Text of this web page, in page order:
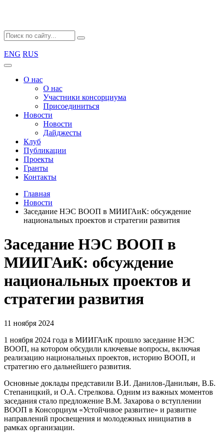
ENG RUS
О нас
О нас
Участники консорциума
Присоединиться
Новости
Новости
Дайджесты
Клуб
Публикации
Проекты
Гранты
Контакты
Главная
Новости
Заседание НЭС ВООП в МИИГАиК: обсуждение
национальных проектов и стратегии развития
Заседание НЭС ВООП в
МИИГАиК: обсуждение
национальных проектов и
стратегии развития
11 ноября 2024
1 ноября 2024 года в МИИГАиК прошло заседание НЭС
ВООП, на котором обсудили ключевые вопросы, включая
реализацию национальных проектов, историю ВООП, и
стратегию его дальнейшего развития.
Основные доклады представили В.И. Данилов-Данильян, В.Б.
Степаницкий, и О.А. Стрелкова. Одним из важных моментов
заседания стало предложение В.М. Захарова о вступлении
ВООП в Консорциум «Устойчивое развитие» и развитие
направлений просвещения и молодежных инициатив в
рамках организации.